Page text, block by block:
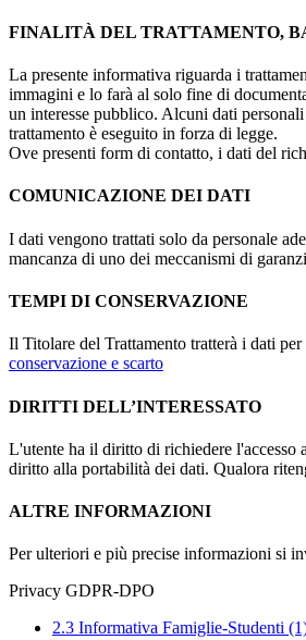
FINALITÀ DEL TRATTAMENTO,
La presente informativa riguarda i
immagini e lo farà al solo fine di
un interesse pubblico. Alcuni dati
trattamento è eseguito in forza di legge.
Ove presenti form di contatto, i dati del
COMUNICAZIONE DEI DATI
I dati vengono trattati solo da personale
mancanza di uno dei meccanismi di
TEMPI DI CONSERVAZIONE
Il Titolare del Trattamento tratterà i dati
conservazione e scarto
DIRITTI DELL’INTERESSATO
L'utente ha il diritto di richiedere l'accesso
diritto alla portabilità dei dati. Qualora
ALTRE INFORMAZIONI
Per ulteriori e più precise informazioni si
Privacy GDPR-DPO
2.3 Informativa Famiglie-Studenti